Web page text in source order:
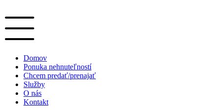
na
Domov
Ponuka nehnuteľností
Chcem predať/prenajať
Služby
O nás
Kontakt